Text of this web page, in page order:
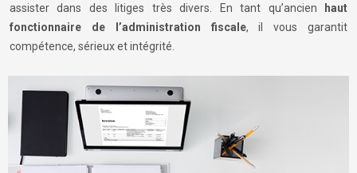
assister dans des litiges très divers. En tant qu’ancien haut
fonctionnaire de l’administration fiscale, il vous garantit
compétence, sérieux et intégrité.